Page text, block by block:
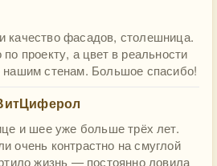
качество фасадов, столешница.
проекту, а цвет в реальности
нашим стенам. Большое спасибо!
и шее уже больше трёх лет.
очень контрастно на смуглой
жизнь — постоянно ловила